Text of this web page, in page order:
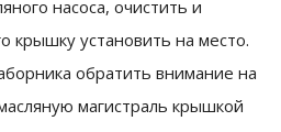
насоса, очистить и
крышку установить на место.
обратить внимание на
магистраль крышкой